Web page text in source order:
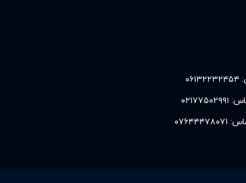
۰۶۱۳۲۲۳۲۴۵۴
۰۲۱۷۷۵۰۲۹۹۱
۰۷۶۴۴۴۷۸۰۷۱